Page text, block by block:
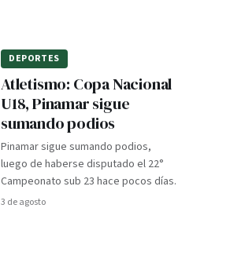
DEPORTES
Atletismo: Copa Nacional
U18, Pinamar sigue
sumando podios
Pinamar sigue sumando podios,
luego de haberse disputado el 22°
Campeonato sub 23 hace pocos días.
3 de agosto